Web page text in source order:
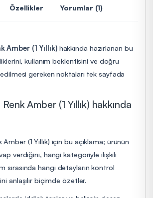
Özellikler Yorumlar (1)
Amber (1 Yıllık)hakkında hazırlanan bu
kullanım beklentisini ve doğru
gereken noktaları tek sayfada
Amber (1 Yıllık) hakkında
(1 Yıllık) için bu açıklama; ürünün
verdiğini, hangi kategoriyle ilişkili
sırasında hangi detayların kontrol
anlaşılır biçimde özetler.